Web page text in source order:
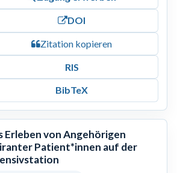
DOI
Zitation kopieren
RIS
BibTeX
Erleben von Angehörigen
Patient*innen auf der